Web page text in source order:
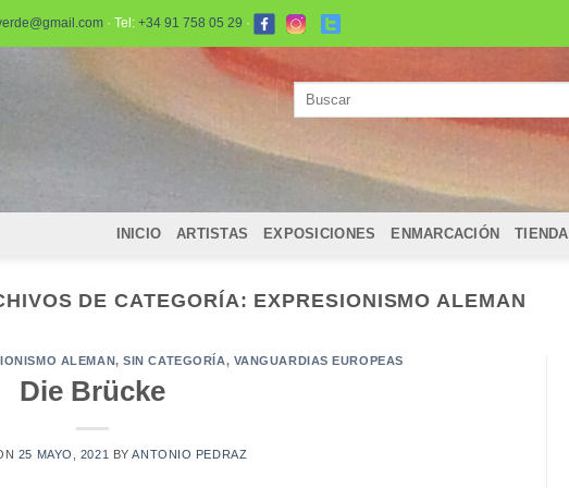
· Tel: +34 91 758 05 29 ·
INICIO ARTISTAS EXPOSICIONES ENMARCACIÓN TIENDA
DE CATEGORÍA: EXPRESIONISMO ALEMAN
ALEMAN,SIN CATEGORÍA, VANGUARDIAS EUROPEAS
Die Brücke
25 MAYO, 2021 BYANTONIO PEDRAZ